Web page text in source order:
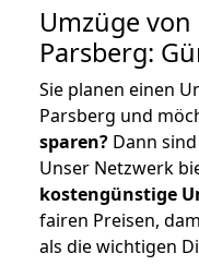
Umzüge
Parsberg:
Sie planen einen
Parsberg und
sparen? Dann
Unser Netzwerk
kostengünstige
fairen Preisen,
als die wichtigen